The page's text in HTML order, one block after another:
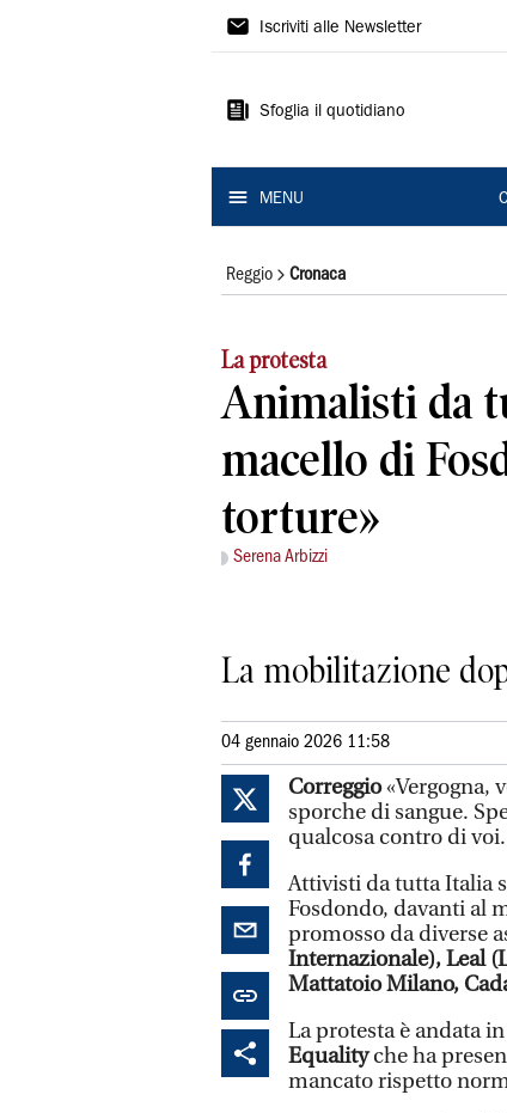
Gazzetta
Reggio
Iscriviti alle Newsletter
Sfoglia il quotidiano
MENU
Reggio Cronaca
La protesta
Animalisti da
macello di
torture»
Serena Arbizzi
La mobilitazione
04 gennaio 2026 11:58
Correggio«Vergogna,
sporche di sangue.
qualcosa contro di
Attivisti da tutta Italia
Fosdondo, davanti al
promosso da diverse
Internazionale), Leal
Mattatoio Milano,
La protesta è andata
Equalityche ha
mancato rispetto